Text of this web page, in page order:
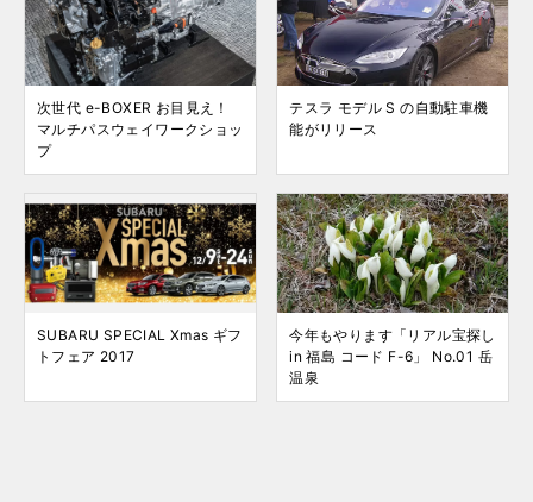
次世代 e-BOXER お目見え！
マルチパスウェイワークショッ
プ
テスラ モデル S の自動駐車機
能がリリース
SUBARU SPECIAL Xmas ギフ
トフェア 2017
今年もやります「リアル宝探し
in 福島 コード F-6」 No.01 岳
温泉